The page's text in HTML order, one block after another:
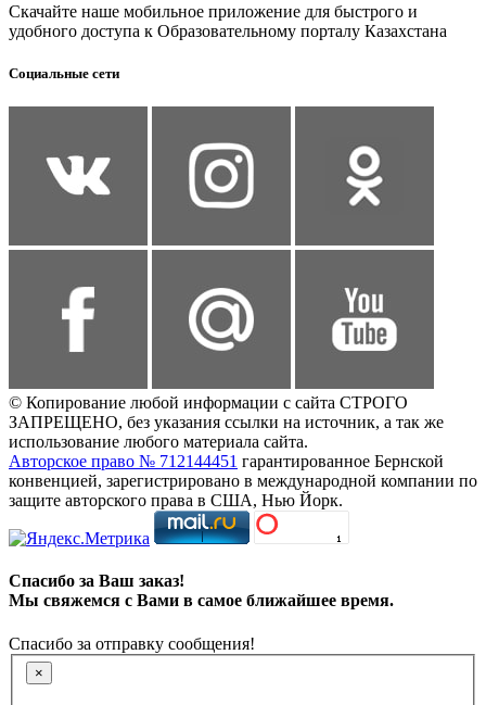
Скачайте наше мобильное приложение для быстрого и
удобного доступа к Образовательному порталу Казахстана
Социальные сети
© Копирование любой информации с сайта СТРОГО
ЗАПРЕЩЕНО, без указания ссылки на источник, а так же
использование любого материала сайта.
Авторское право № 712144451 гарантированное Бернской
конвенцией, зарегистрировано в международной компании по
защите авторского права в США, Нью Йорк.
Спасибо за Ваш заказ!
Мы свяжемся с Вами в самое ближайшее время.
Спасибо за отправку сообщения!
×